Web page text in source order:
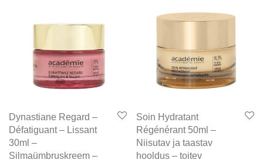
Dynastiane Regard –
Défatiguant – Lissant
30ml –
Silmaümbruskreem –
Soin Hydratant
Régénérant 50ml –
Niisutav ja taastav
hooldus – toitev